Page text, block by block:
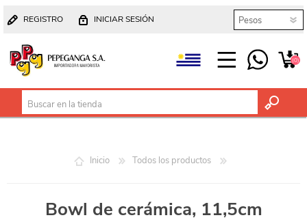
REGISTRO INICIAR SESIÓN
(0)
Inicio Todos los productos
Bowl de cerámica, 11,5cm